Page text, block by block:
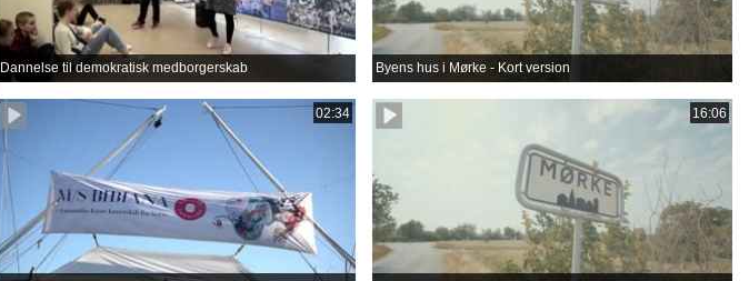
Dannelse til demokratisk medborgerskab Byens hus i Mørke - Kort version
02:34 16:06